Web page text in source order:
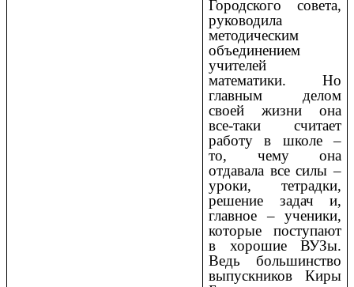
Городского совета,
руководила
методическим
объединением
учителей
математики. Но
главным делом
своей жизни она
все-таки считает
работу в школе –
то, чему она
отдавала все силы –
уроки, тетрадки,
решение задач и,
главное – ученики,
которые поступают
в хорошие ВУЗы.
Ведь большинство
выпускников Киры